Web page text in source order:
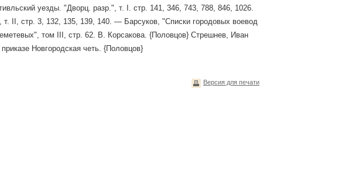
уезды. "Дворц. разр.", т. І. стр. 141, 346, 743, 788, 846, 1026.
II, стр. 3, 132, 135, 139, 140. — Барсуков, "Списки городовых воевод
том III, стр. 62. В. Корсакова. {Половцов} Стрешнев, Иван
Новгородская четь. {Половцов}
Версия для печати